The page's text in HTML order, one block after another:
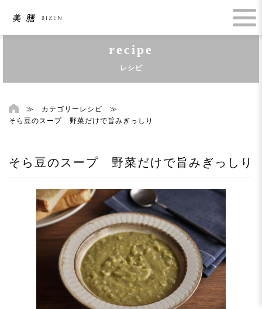
recipe
レシピ
≫ カテゴリーレシピ ≫
そら豆のスープ 野菜だけで旨みぎっしり
そら豆のスープ 野菜だけで旨みぎっしり